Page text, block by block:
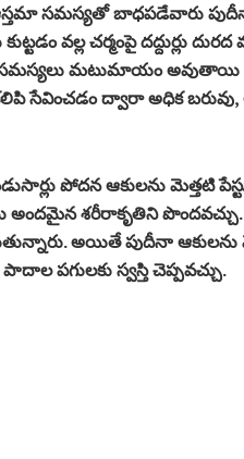
సమస్యతో బాధపడేవారు
వల్ల చర్మంపై దద్దుర్లు
సమస్యలు మటుమాయం అవుతాయి
సేవించడం ద్వారా అధిక
పోదన ఆకులను మెత్తటి
శరీరాకృతిని పొందవచ్చు.
అయితే పుదీనా
పగులకు స్వస్తి చెప్పవచ్చు.